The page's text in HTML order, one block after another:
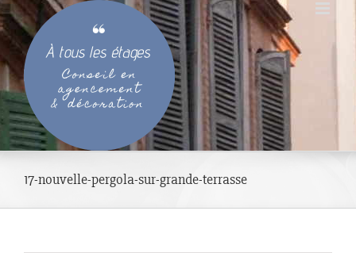
Passer
au
contenu
17-nouvelle-pergola-sur-grande-terrasse